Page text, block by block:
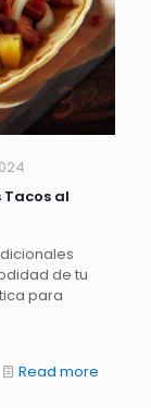
Tacos al
de tu
para
Read more